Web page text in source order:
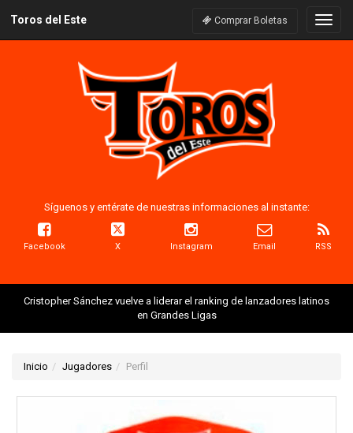
Toros del Este Comprar Boletas
Síguenos y entérate de nuestras informaciones al instante:
Facebook X Instagram Email RSS
Cristopher Sánchez vuelve a liderar el ranking de lanzadores latinos
en Grandes Ligas
Inicio Jugadores Perfil